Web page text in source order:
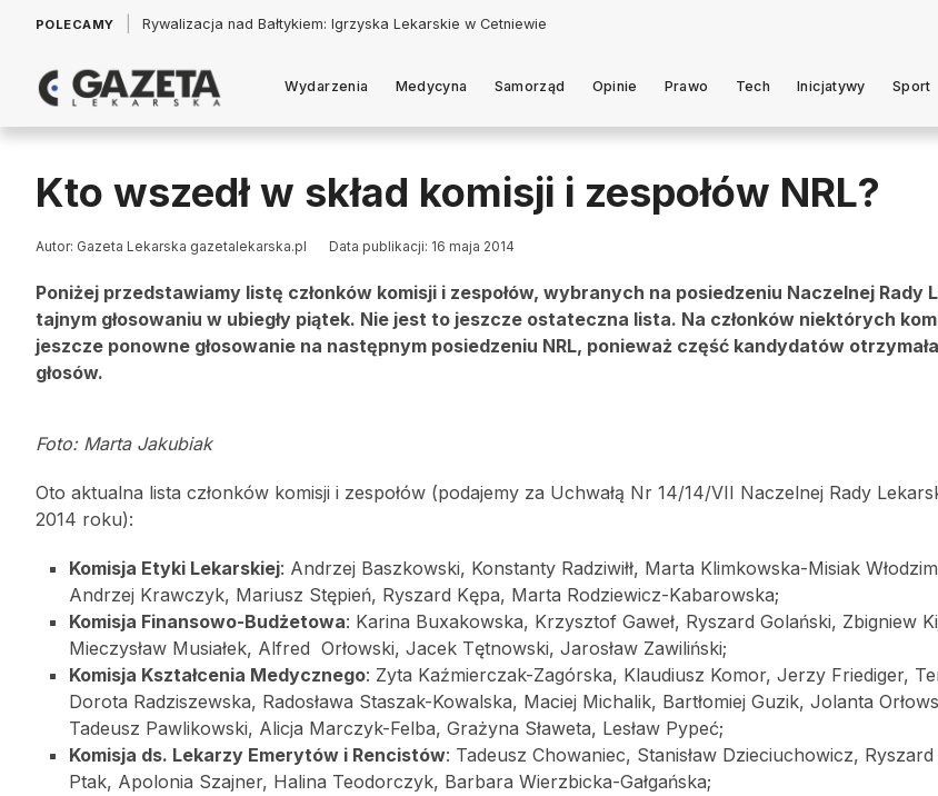
POLECAMY Łukasz Jankowski: Politycy w pogoni za króliczkiem
Wydarzenia Medycyna Samorząd Opinie Prawo Tech Inicjatywy Sport
Kto wszedł w skład komisji i zespołów NRL?
Autor: Gazeta Lekarska gazetalekarska.pl Data publikacji: 16 maja 2014
Poniżej przedstawiamy listę członków komisji i zespołów, wybranych na posiedzeniu Naczelnej Rady
tajnym głosowaniu w ubiegły piątek. Nie jest to jeszcze ostateczna lista. Na członków niektórych
jeszcze ponowne głosowanie na następnym posiedzeniu NRL, ponieważ część kandydatów
głosów.
Foto: Marta Jakubiak
Oto aktualna lista członków komisji i zespołów (podajemy za Uchwałą Nr 14/14/VII Naczelnej Rady
2014 roku):
Komisja Etyki Lekarskiej: Andrzej Baszkowski, Konstanty Radziwiłł, Marta Klimkowska-Misiak
Andrzej Krawczyk, Mariusz Stępień, Ryszard Kępa, Marta Rodziewicz-Kabarowska;
Komisja Finansowo-Budżetowa: Karina Buxakowska, Krzysztof Gaweł, Ryszard Golański, Zbigniew
Mieczysław Musiałek, Alfred Orłowski, Jacek Tętnowski, Jarosław Zawiliński;
Komisja Kształcenia Medycznego: Zyta Kaźmierczak-Zagórska, Klaudiusz Komor, Jerzy Friediger,
Dorota Radziszewska, Radosława Staszak-Kowalska, Maciej Michalik, Bartłomiej Guzik, Jolanta
Tadeusz Pawlikowski, Alicja Marczyk-Felba, Grażyna Sławeta, Lesław Pypeć;
Komisja ds. Lekarzy Emerytów i Rencistów: Tadeusz Chowaniec, Stanisław Dzieciuchowicz,
Ptak, Apolonia Szajner, Halina Teodorczyk, Barbara Wierzbicka-Gałgańska;